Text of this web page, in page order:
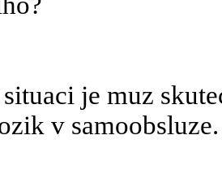
je muz
v samoobsluze.